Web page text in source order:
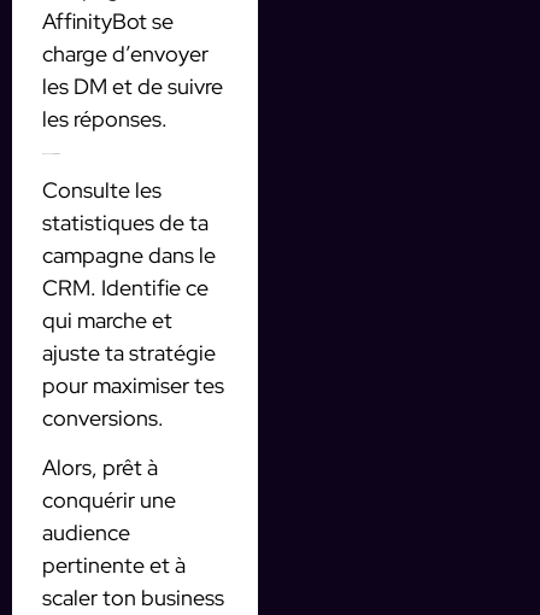
AffinityBot se
charge d’envoyer
les DM et de suivre
les réponses.
Consulte les
statistiques de ta
campagne dans le
CRM. Identifie ce
qui marche et
ajuste ta stratégie
pour maximiser tes
conversions.
Alors, prêt à
conquérir une
audience
pertinente et à
scaler ton business